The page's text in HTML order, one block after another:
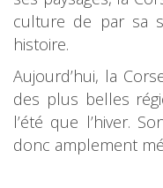
culture de par sa
histoire.
Aujourd’hui, la
des plus belles
l’été que l’hiver.
donc amplement